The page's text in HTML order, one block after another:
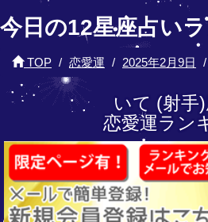
今日の12星座占い
TOP 恋愛運 2025年2月9日
いて (射手
恋愛運ラン